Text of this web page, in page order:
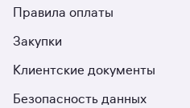
Правила оплаты
Закупки
Клиентские документы
Безопасность данных